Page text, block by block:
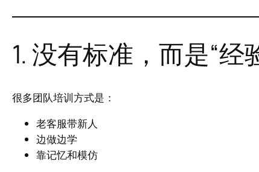
1. 没有标准，而是“经
很多团队培训方式是：
老客服带新人
边做边学
靠记忆和模仿